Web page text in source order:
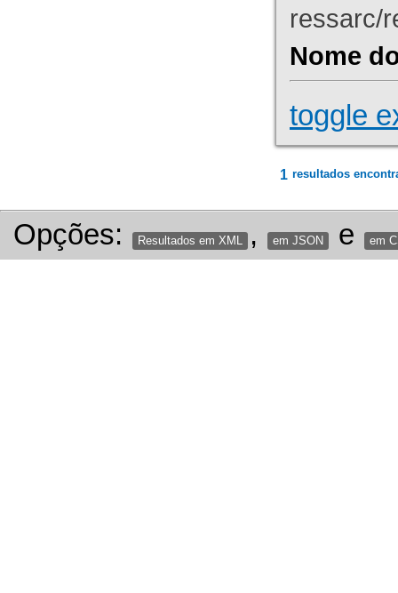
ressarc/
Nome
toggle
1 resultados
Opções: Resultados em XML , em JSON e em